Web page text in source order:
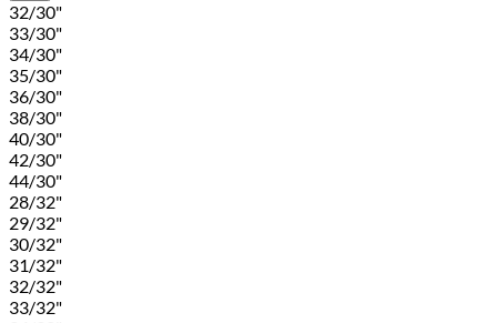
32/30"
33/30"
34/30"
35/30"
36/30"
38/30"
40/30"
42/30"
44/30"
28/32"
29/32"
30/32"
31/32"
32/32"
33/32"